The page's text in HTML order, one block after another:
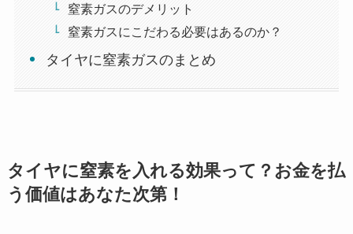
窒素ガスのデメリット
窒素ガスにこだわる必要はあるのか？
タイヤに窒素ガスのまとめ
タイヤに窒素を入れる効果って？お金を払
う価値はあなた次第！